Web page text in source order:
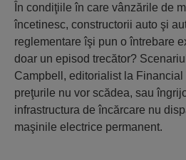
În condiţiile în care vânzările de
încetinesc, constructorii auto şi
reglementare îşi pun o întrebare
doar un episod trecător?
Campbell, editorialist la Financial
preţurile nu vor scădea, sau
infrastructura de încărcare nu
maşinile electrice permanent.